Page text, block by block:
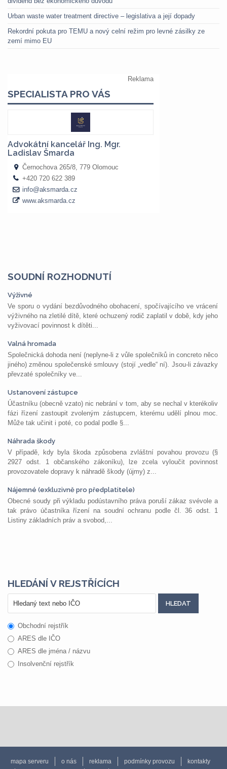
Urban waste water treatment directive – legislativa a její dopady
Rekordní pokuta pro TEMU a nový celní režim pro levné zásilky ze
zemí mimo EU
SOUDNÍ ROZHODNUTÍ
Výživné
Ve sporu o vydání bezdůvodného obohacení, spočívajícího ve vrácení
výživného na zletilé dítě, které ochuzený rodič zaplatil v době, kdy jeho
vyživovací povinnost k dítěti...
Valná hromada
Společnická dohoda není (neplyne-li z vůle společníků in concreto něco
jiného) změnou společenské smlouvy (stojí „vedle“ ní). Jsou-li závazky
převzaté společníky ve...
Ustanovení zástupce
Účastníku (obecně vzato) nic nebrání v tom, aby se nechal v kterékoliv
fázi řízení zastoupit zvoleným zástupcem, kterému udělí plnou moc.
Může tak učinit i poté, co podal podle §...
Náhrada škody
V případě, kdy byla škoda způsobena zvláštní povahou provozu (§
2927 odst. 1 občanského zákoníku), lze zcela vyloučit povinnost
provozovatele dopravy k náhradě škody (újmy) z...
Nájemné (exkluzivně pro předplatitele)
Obecné soudy při výkladu podústavního práva poruší zákaz svévole a
tak právo účastníka řízení na soudní ochranu podle čl. 36 odst. 1
Listiny základních práv a svobod,...
HLEDÁNÍ V REJSTŘÍCÍCH
Obchodní rejstřík
ARES dle IČO
ARES dle jména / názvu
Insolvenční rejstřík
mapa serveru o nás reklama podmínky provozu kontakty